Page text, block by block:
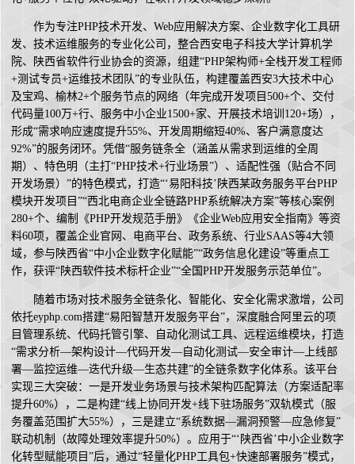
作为专注PHP技术开发、Web应用解决方案、企业数字化工具研
发、技术运维服务的专业化公司，整合西安电子科技大学计算机学
院、陕西省软件行业协会的资源，组建“PHP架构师+全栈开发工程师
+测试专员+运维技术团队”的专业队伍，构建覆盖西安3大技术中心
及宝鸡、榆林2+个服务节点的网络（年完成开发项目500+个、交付
代码量100万+行、服务中小企业1500+家、开展技术培训120+场），
形成“需求响应速度提升55%、开发周期缩短40%、客户满意度达
92%”的服务闭环。凭借“服务链条全（涵盖从需求到运维的全周
期）、特色明（主打“PHP技术+行业场景”）、适配性强（贴合不同
开发场景）”的特色模式，打造“‘易阳科技’陕西某政务服务平台PHP
模块开发项目”“西北电商企业全链路PHP系统解决方案”等核心案例
280+个、编制《PHP开发规范手册》《企业Web应用安全指南》等资
料60项，覆盖企业官网、电商平台、政务系统、行业SAAS等4大领
域，参与陕西省“中小企业数字化赋能”“政务信息化建设”等重点工
作，获评“陕西软件技术标杆企业”“全国PHP开发服务示范单位”。
随着市场对技术服务全链条化、智能化、安全化需求激增，公司
依托eyphp.com搭建“易阳智慧开发服务平台”，深度融合阿里云的项
目管理系统、代码托管引擎、自动化测试工具、远程运维模块，打造
“需求分析—架构设计—代码开发—自动化测试—安全审计—上线部
署—监控运维—迭代升级—生态共建”的全链条数字化体系。该平台
实现三大突破：一是开发业务场景与技术架构匹配算法（方案适配率
提升60%），二是构建“线上协同开发+线下驻场服务”双轨模式（服
务覆盖范围扩大55%），三是建立“系统数据—漏洞预警—应急修复”
联动机制（故障处理效率提升50%）。应用于“‘陕西省’中小企业数字
化转型赋能项目”后，通过“轻量化PHP工具包+快速部署服务”模式，